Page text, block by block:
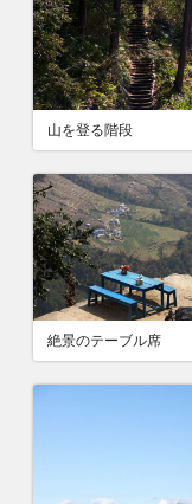
山を登る階段
絶景のテーブル席